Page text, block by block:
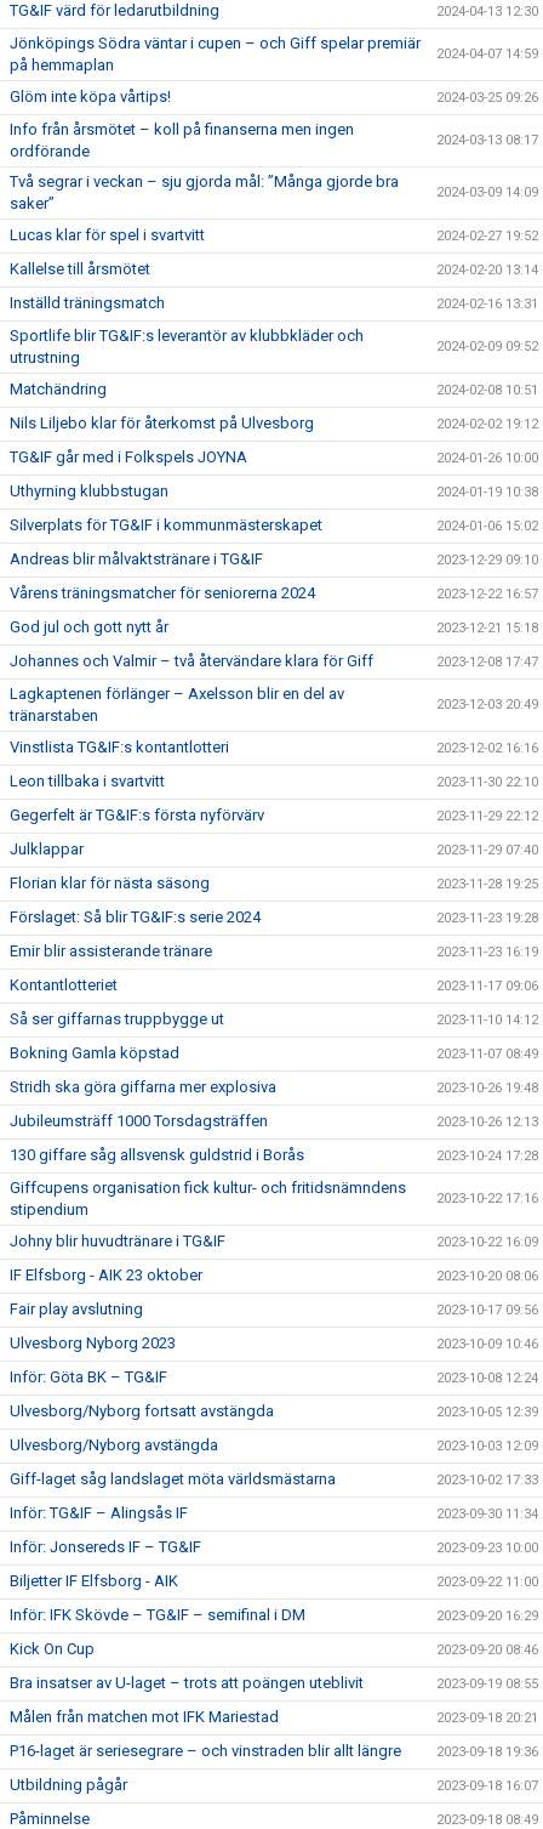
TG&IF värd för ledarutbildning 2024-04-13 12:30
Jönköpings Södra väntar i cupen – och Giff spelar premiär
på hemmaplan
2024-04-07 14:59
Glöm inte köpa vårtips! 2024-03-25 09:26
Info från årsmötet – koll på finanserna men ingen
ordförande
2024-03-13 08:17
Två segrar i veckan – sju gjorda mål: ”Många gjorde bra
saker”
2024-03-09 14:09
Lucas klar för spel i svartvitt 2024-02-27 19:52
Kallelse till årsmötet 2024-02-20 13:14
Inställd träningsmatch 2024-02-16 13:31
Sportlife blir TG&IF:s leverantör av klubbkläder och
utrustning
2024-02-09 09:52
Matchändring 2024-02-08 10:51
Nils Liljebo klar för återkomst på Ulvesborg 2024-02-02 19:12
TG&IF går med i Folkspels JOYNA 2024-01-26 10:00
Uthyrning klubbstugan 2024-01-19 10:38
Silverplats för TG&IF i kommunmästerskapet 2024-01-06 15:02
Andreas blir målvaktstränare i TG&IF 2023-12-29 09:10
Vårens träningsmatcher för seniorerna 2024 2023-12-22 16:57
God jul och gott nytt år 2023-12-21 15:18
Johannes och Valmir – två återvändare klara för Giff 2023-12-08 17:47
Lagkaptenen förlänger – Axelsson blir en del av
tränarstaben
2023-12-03 20:49
Vinstlista TG&IF:s kontantlotteri 2023-12-02 16:16
Leon tillbaka i svartvitt 2023-11-30 22:10
Gegerfelt är TG&IF:s första nyförvärv 2023-11-29 22:12
Julklappar 2023-11-29 07:40
Florian klar för nästa säsong 2023-11-28 19:25
Förslaget: Så blir TG&IF:s serie 2024 2023-11-23 19:28
Emir blir assisterande tränare 2023-11-23 16:19
Kontantlotteriet 2023-11-17 09:06
Så ser giffarnas truppbygge ut 2023-11-10 14:12
Bokning Gamla köpstad 2023-11-07 08:49
Stridh ska göra giffarna mer explosiva 2023-10-26 19:48
Jubileumsträff 1000 Torsdagsträffen 2023-10-26 12:13
130 giffare såg allsvensk guldstrid i Borås 2023-10-24 17:28
Giffcupens organisation fick kultur- och fritidsnämndens
stipendium
2023-10-22 17:16
Johny blir huvudtränare i TG&IF 2023-10-22 16:09
IF Elfsborg - AIK 23 oktober 2023-10-20 08:06
Fair play avslutning 2023-10-17 09:56
Ulvesborg Nyborg 2023 2023-10-09 10:46
Inför: Göta BK – TG&IF 2023-10-08 12:24
Ulvesborg/Nyborg fortsatt avstängda 2023-10-05 12:39
Ulvesborg/Nyborg avstängda 2023-10-03 12:09
Giff-laget såg landslaget möta världsmästarna 2023-10-02 17:33
Inför: TG&IF – Alingsås IF 2023-09-30 11:34
Inför: Jonsereds IF – TG&IF 2023-09-23 10:00
Biljetter IF Elfsborg - AIK 2023-09-22 11:00
Inför: IFK Skövde – TG&IF – semifinal i DM 2023-09-20 16:29
Kick On Cup 2023-09-20 08:46
Bra insatser av U-laget – trots att poängen uteblivit 2023-09-19 08:55
Målen från matchen mot IFK Mariestad 2023-09-18 20:21
P16-laget är seriesegrare – och vinstraden blir allt längre 2023-09-18 19:36
Utbildning pågår 2023-09-18 16:07
Påminnelse 2023-09-18 08:49